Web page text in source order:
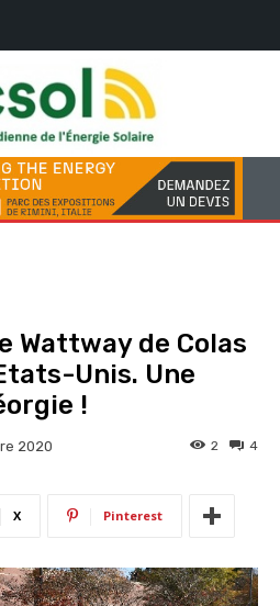
Wattway de Colas
Unis. Une
!
2020 4
2
X Pinterest